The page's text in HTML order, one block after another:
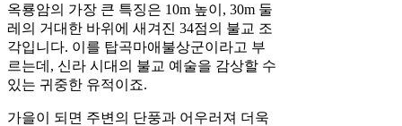
옥룡암의 가장 큰 특징은 10m 높이, 30m 둘
레의 거대한 바위에 새겨진 34점의 불교 조
각입니다. 이를 탑곡마애불상군이라고 부
르는데, 신라 시대의 불교 예술을 감상할 수
있는 귀중한 유적이죠.
가을이 되면 주변의 단풍과 어우러져 더욱